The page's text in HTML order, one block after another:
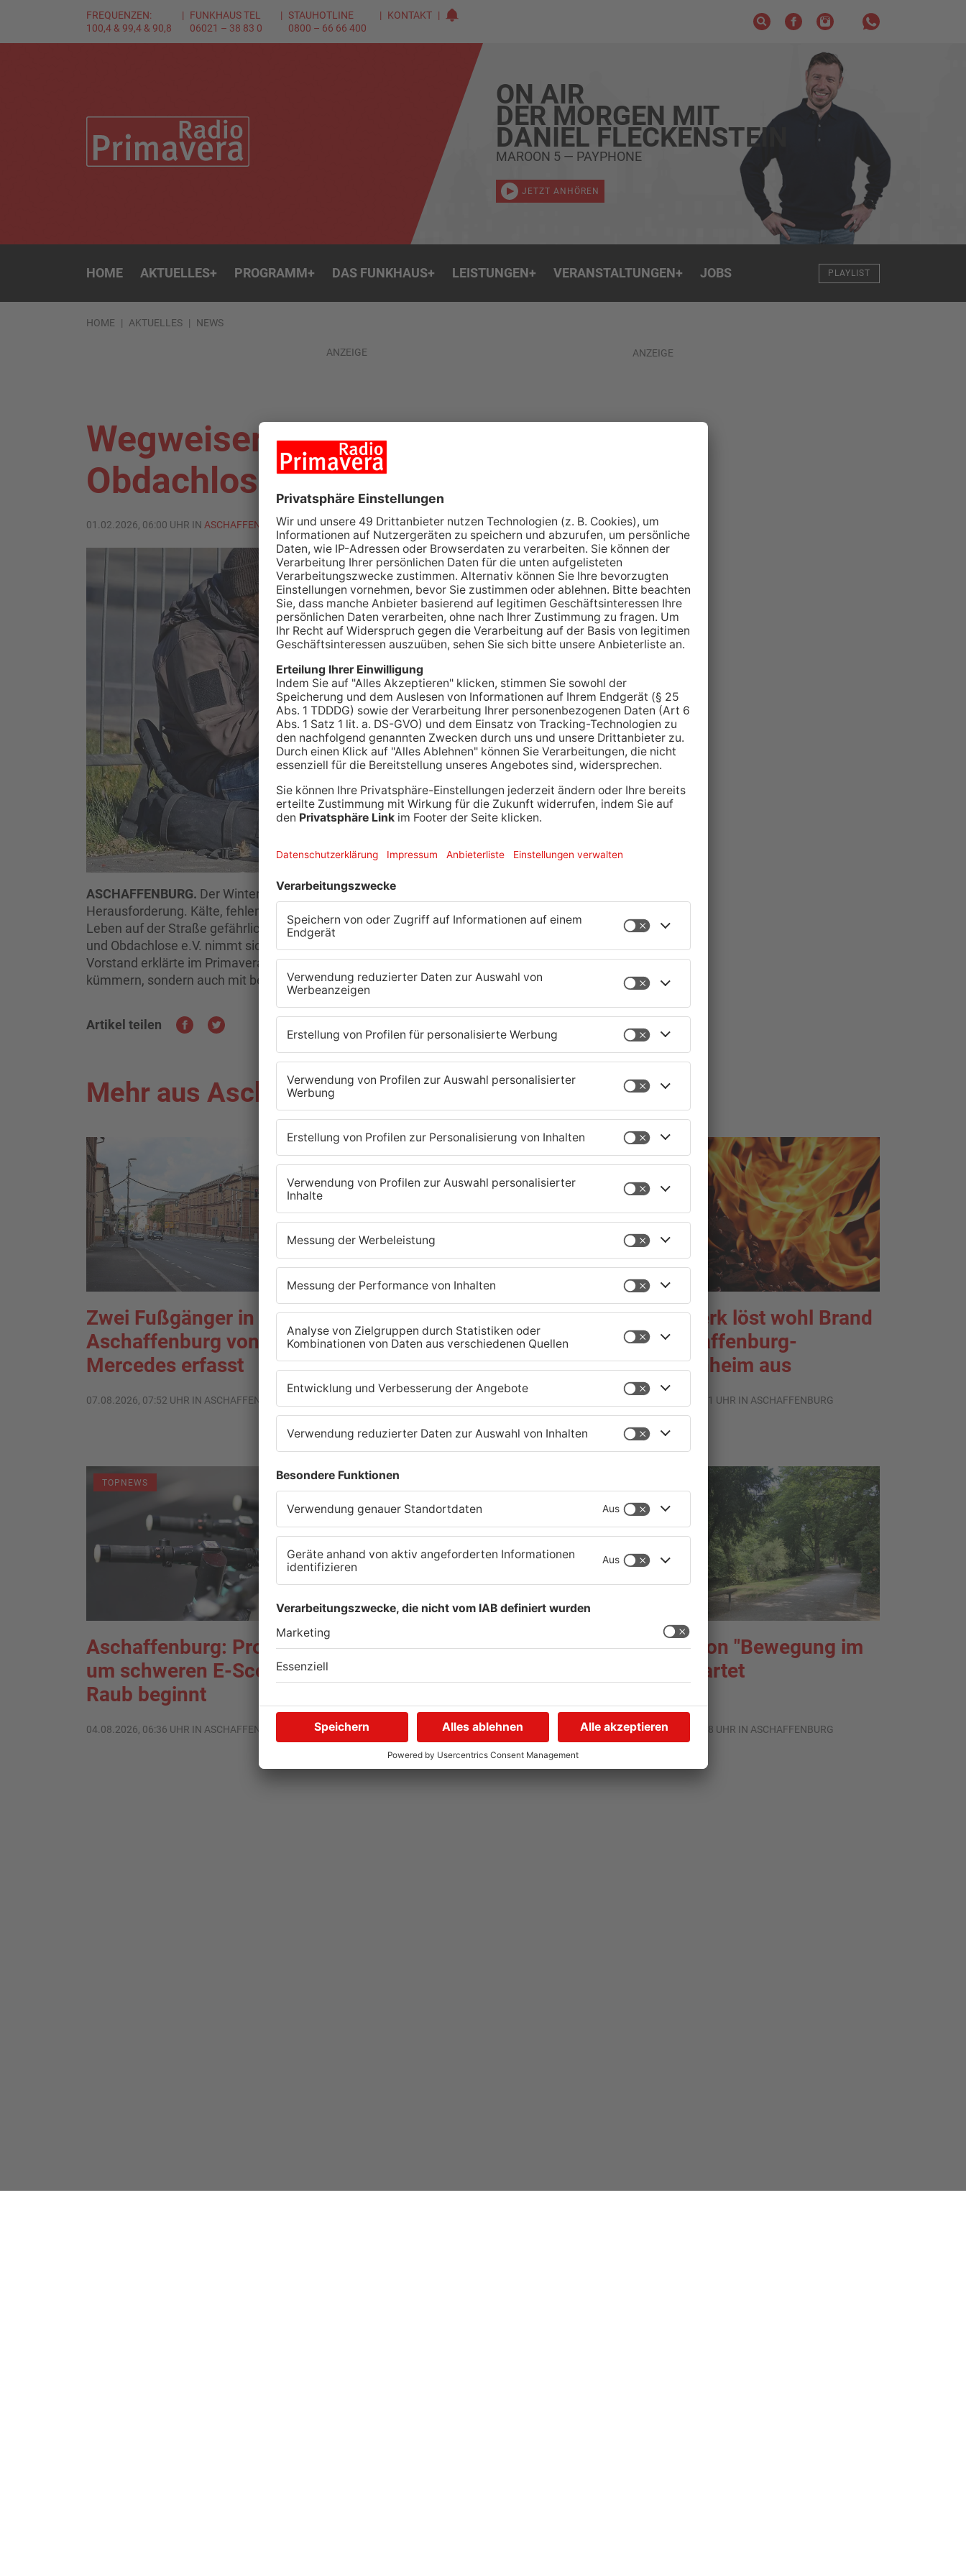
FREQUENZEN:
100,4 & 99,4 & 90,8
FUNKHAUS TEL
06021 – 38 83 0
STAUHOTLINE
0800 – 66 66 400
KONTAKT
ON AIR
DER MORGEN MIT
DANIEL FLECKENSTEIN
MAROON 5 — PAYPHONE
JETZT ANHÖREN
HOME AKTUELLES+ PROGRAMM+ DAS FUNKHAUS+ LEISTUNGEN+ VERANSTALTUNGEN+ JOBS PLAYLIST
HOME AKTUELLES NEWS
ANZEIGE
Wegweiser in Aschaffenburg für
Obdachlose im Winter da
01.02.2026, 06:00 UHR IN ASCHAFFENBURG
ASCHAFFENBURG. Der Winter ist auch in Aschaffenburg für Obdachlose eine große
Herausforderung. Kälte, fehlende Rückzugsorte und gesundheitliche Risiken machen das
Leben auf der Straße gefährlich. Der Aschaffenburger Verein Wegweiser für Bedürftoge
und Obdachlose e.V. nimmt sich Zeit für die Menschen. Gertraud Harnischfeger vom
Vorstand erklärte im Primavera-Interview, dass sie sich nicht nur um Essen und Trinken
kümmern, sondern auch mit betroffenen und einsamen Menschen sprechen.
Artikel teilen
ANZEIGE
Mehr aus Aschaffenburg
Zwei Fußgänger in
Aschaffenburg von
Mercedes erfasst
07.08.2026, 07:52 UHR IN ASCHAFFENBURG
TOPNEWS
Große Baustelle in
Aschaffenburger
Innenstadt beendet
Feuerwerk löst wohl Brand
in Aschaffenburg-
Schweinheim aus
04.08.2026, 13:21 UHR IN ASCHAFFENBURG
TOPNEWS
Aschaffenburg: Prozess
um schweren E-Scooter-
Raub beginnt
04.08.2026, 06:36 UHR IN ASCHAFFENBURG
AB: Sperrmüllpresse
01.08.2026, 14:33 UHR IN ASCHAFFENBURG
AB: Aktion "Bewegung im
Park" startet
01.08.2026, 08:28 UHR IN ASCHAFFENBURG